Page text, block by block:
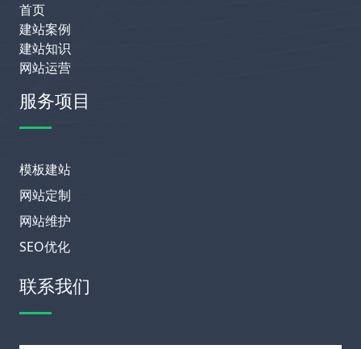
首页
建站案例
建站知识
网站运营
服务项目
模板建站
网站定制
网站维护
SEO优化
联系我们